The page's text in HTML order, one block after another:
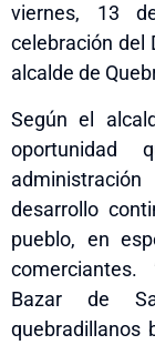
viernes, 13
celebración del
alcalde de
Según el
desarrollo
pueblo, en
comerciantes.
Bazar de
quebradillanos